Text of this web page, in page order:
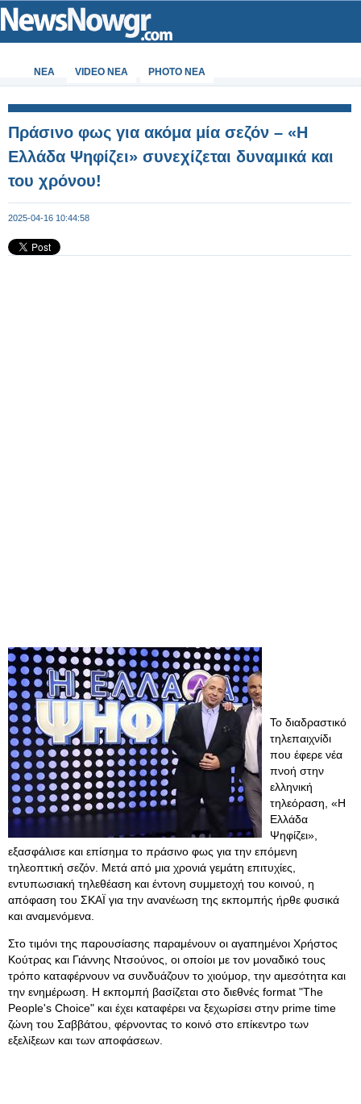
ΝΕΑ VIDEO NEA PHOTO NEA
Πράσινο φως για ακόμα μία σεζόν – «Η
Ελλάδα Ψηφίζει» συνεχίζεται δυναμικά και
του χρόνου!
2025-04-16 10:44:58
Το διαδραστικό
τηλεπαιχνίδι
που έφερε νέα
πνοή στην
ελληνική
τηλεόραση, «Η
Ελλάδα
Ψηφίζει»,
εξασφάλισε και επίσημα το πράσινο φως για την επόμενη
τηλεοπτική σεζόν. Μετά από μια χρονιά γεμάτη επιτυχίες,
εντυπωσιακή τηλεθέαση και έντονη συμμετοχή του κοινού, η
απόφαση του ΣΚΑΪ για την ανανέωση της εκπομπής ήρθε φυσικά
και αναμενόμενα.
Στο τιμόνι της παρουσίασης παραμένουν οι αγαπημένοι Χρήστος
Κούτρας και Γιάννης Ντσούνος, οι οποίοι με τον μοναδικό τους
τρόπο καταφέρνουν να συνδυάζουν το χιούμορ, την αμεσότητα και
την ενημέρωση. Η εκπομπή βασίζεται στο διεθνές format "The
People's Choice" και έχει καταφέρει να ξεχωρίσει στην prime time
ζώνη του Σαββάτου, φέρνοντας το κοινό στο επίκεντρο των
εξελίξεων και των αποφάσεων.